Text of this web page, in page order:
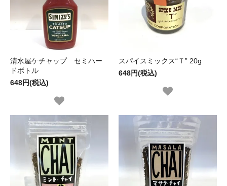
清水屋ケチャップ セミハー
ドボトル
648円(税込)
スパイスミックス“Ｔ” 20g
648円(税込)